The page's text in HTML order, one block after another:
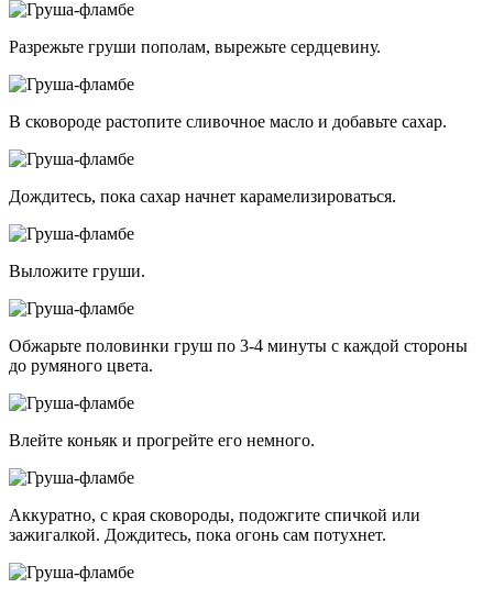
Разрежьте груши пополам, вырежьте сердцевину.
В сковороде растопите сливочное масло и добавьте сахар.
Дождитесь, пока сахар начнет карамелизироваться.
Выложите груши.
Обжарьте половинки груш по 3-4 минуты с каждой стороны
до румяного цвета.
Влейте коньяк и прогрейте его немного.
Аккуратно, с края сковороды, подожгите спичкой или
зажигалкой. Дождитесь, пока огонь сам потухнет.